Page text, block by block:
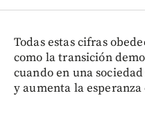
Todas estas cifras
como la transición
cuando en una
y aumenta la esperanza